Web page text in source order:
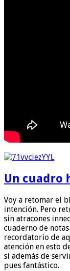
Un cuadro
Voy a retomar el
intención. Pero
sin atracones
cuaderno de
recordatorio de
atención en esto
si además de
pues fantástico.